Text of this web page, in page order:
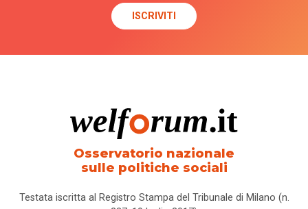
Osservatorio nazionale
sulle politiche sociali
Testata iscritta al Registro Stampa del Tribunale di Milano (n.